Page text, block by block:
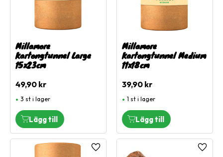
Millamore
Kartongtunnel Large
15x23cm
49,90 kr
3 st i lager
Millamore
Kartongtunnel Medium
11x18cm
39,90 kr
1 st i lager
Lägg till i favoriter Lägg